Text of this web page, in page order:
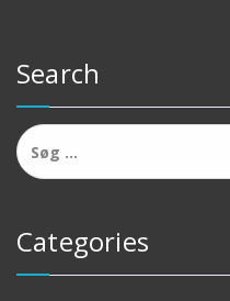
Search
Søg
efter:
Categories